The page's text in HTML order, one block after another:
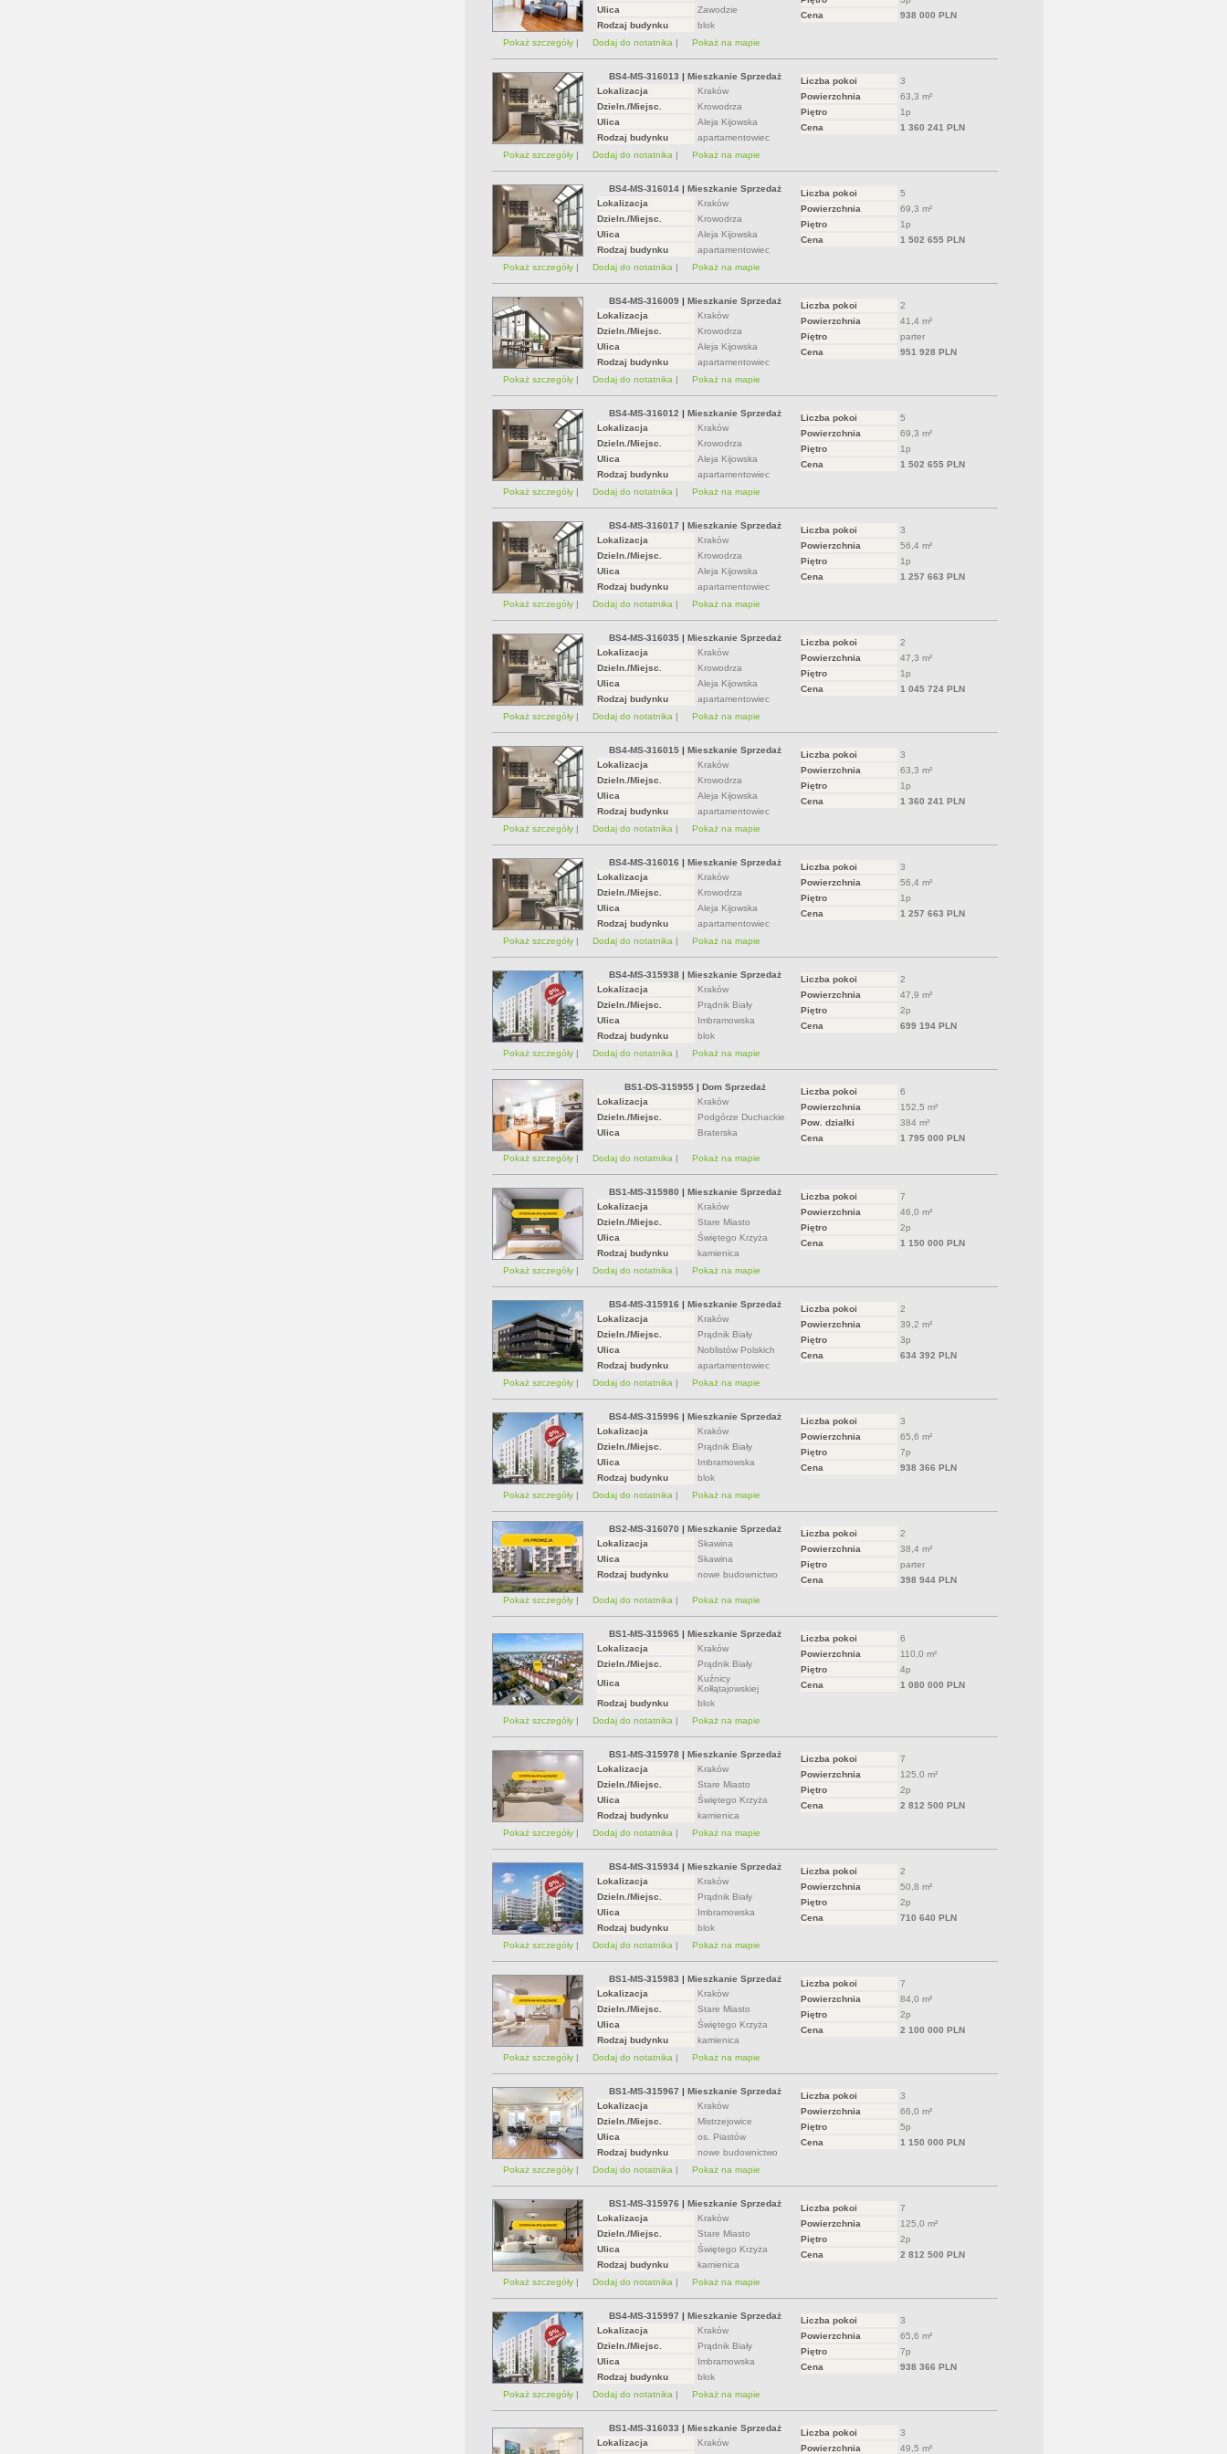
Ulica
Zawodzie
Rodzaj budynku
blok
Cena
938 000 PLN
Pokaż szczegóły | Dodaj do notatnika | Pokaż na mapie
BS4-MS-316013 | Mieszkanie Sprzedaż
Lokalizacja
Kraków
Dzieln./Miejsc.
Krowodrza
Ulica
Aleja Kijowska
Rodzaj budynku
apartamentowiec
Liczba pokoi
3
Powierzchnia
63,3 m²
Piętro
1p
Cena
1 360 241 PLN
Pokaż szczegóły | Dodaj do notatnika | Pokaż na mapie
BS4-MS-316014| Mieszkanie Sprzedaż
Lokalizacja
Kraków
Dzieln./Miejsc.
Krowodrza
Ulica
Aleja Kijowska
Rodzaj budynku
apartamentowiec
Liczba pokoi
5
Powierzchnia
69,3 m²
Piętro
1p
Cena
1 502 655 PLN
Pokaż szczegóły | Dodaj do notatnika | Pokaż na mapie
BS4-MS-316009 | Mieszkanie Sprzedaż
Lokalizacja
Kraków
Dzieln./Miejsc.
Krowodrza
Ulica
Aleja Kijowska
Rodzaj budynku
apartamentowiec
Liczba pokoi
2
Powierzchnia
41,4 m²
Piętro
parter
Cena
951 928 PLN
Pokaż szczegóły | Dodaj do notatnika | Pokaż na mapie
BS4-MS-316012 | Mieszkanie Sprzedaż
Lokalizacja
Kraków
Dzieln./Miejsc.
Krowodrza
Ulica
Aleja Kijowska
Rodzaj budynku
apartamentowiec
Liczba pokoi
5
Powierzchnia
69,3 m²
Piętro
1p
Cena
1 502 655 PLN
Pokaż szczegóły | Dodaj do notatnika | Pokaż na mapie
BS4-MS-316017 | Mieszkanie Sprzedaż
Lokalizacja
Kraków
Dzieln./Miejsc.
Krowodrza
Ulica
Aleja Kijowska
Rodzaj budynku
apartamentowiec
Liczba pokoi
3
Powierzchnia
56,4 m²
Piętro
1p
Cena
1 257 663 PLN
Pokaż szczegóły | Dodaj do notatnika | Pokaż na mapie
BS4-MS-316035| Mieszkanie Sprzedaż
Lokalizacja
Kraków
Dzieln./Miejsc.
Krowodrza
Ulica
Aleja Kijowska
Rodzaj budynku
apartamentowiec
Liczba pokoi
2
Powierzchnia
47,3 m²
Piętro
1p
Cena
1 045 724 PLN
Pokaż szczegóły | Dodaj do notatnika | Pokaż na mapie
BS4-MS-316015| Mieszkanie Sprzedaż
Lokalizacja
Kraków
Dzieln./Miejsc.
Krowodrza
Ulica
Aleja Kijowska
Rodzaj budynku
apartamentowiec
Liczba pokoi
3
Powierzchnia
63,3 m²
Piętro
1p
Cena
1 360 241 PLN
Pokaż szczegóły | Dodaj do notatnika | Pokaż na mapie
BS4-MS-316016 | Mieszkanie Sprzedaż
Lokalizacja
Kraków
Dzieln./Miejsc.
Krowodrza
Ulica
Aleja Kijowska
Rodzaj budynku
apartamentowiec
Liczba pokoi
3
Powierzchnia
56,4 m²
Piętro
1p
Cena
1 257 663 PLN
Pokaż szczegóły | Dodaj do notatnika | Pokaż na mapie
BS4-MS-315938 | Mieszkanie Sprzedaż
Lokalizacja
Kraków
Dzieln./Miejsc.
Prądnik Biały
Ulica
Imbramowska
Rodzaj budynku
blok
Liczba pokoi
2
Powierzchnia
47,9 m²
Piętro
2p
Cena
699 194 PLN
Pokaż szczegóły | Dodaj do notatnika | Pokaż na mapie
BS1-DS-315955| Dom Sprzedaż
Lokalizacja
Kraków
Dzieln./Miejsc.
Podgórze Duchackie
Ulica
Braterska
Liczba pokoi
6
Powierzchnia
152,5 m²
Pow. działki
384 m²
Cena
1 795 000 PLN
Pokaż szczegóły | Dodaj do notatnika | Pokaż na mapie
BS1-MS-315980 | Mieszkanie Sprzedaż
Lokalizacja
Kraków
Dzieln./Miejsc.
Stare Miasto
Ulica
Świętego Krzyża
Rodzaj budynku
kamienica
Liczba pokoi
7
Powierzchnia
46,0 m²
Piętro
2p
Cena
1 150 000 PLN
Pokaż szczegóły | Dodaj do notatnika | Pokaż na mapie
BS4-MS-315916 | Mieszkanie Sprzedaż
Lokalizacja
Kraków
Dzieln./Miejsc.
Prądnik Biały
Ulica
Noblistów Polskich
Rodzaj budynku
apartamentowiec
Liczba pokoi
2
Powierzchnia
39,2 m²
Piętro
3p
Cena
634 392 PLN
Pokaż szczegóły | Dodaj do notatnika | Pokaż na mapie
BS4-MS-315996 | Mieszkanie Sprzedaż
Lokalizacja
Kraków
Dzieln./Miejsc.
Prądnik Biały
Ulica
Imbramowska
Rodzaj budynku
blok
Liczba pokoi
3
Powierzchnia
65,6 m²
Piętro
7p
Cena
938 366 PLN
Pokaż szczegóły | Dodaj do notatnika | Pokaż na mapie
BS2-MS-316070 | Mieszkanie Sprzedaż
Lokalizacja
Skawina
Ulica
Skawina
Rodzaj budynku
nowe budownictwo
Liczba pokoi
2
Powierzchnia
38,4 m²
Piętro
parter
Cena
398 944 PLN
Pokaż szczegóły | Dodaj do notatnika | Pokaż na mapie
BS1-MS-315965| Mieszkanie Sprzedaż
Lokalizacja
Kraków
Dzieln./Miejsc.
Prądnik Biały
Ulica
Kuźnicy
Kołłątajowskiej
Rodzaj budynku
blok
Liczba pokoi
6
Powierzchnia
110,0 m²
Piętro
4p
Cena
1 080 000 PLN
Pokaż szczegóły | Dodaj do notatnika | Pokaż na mapie
BS1-MS-315978 | Mieszkanie Sprzedaż
Lokalizacja
Kraków
Dzieln./Miejsc.
Stare Miasto
Ulica
Świętego Krzyża
Rodzaj budynku
kamienica
Liczba pokoi
7
Powierzchnia
125,0 m²
Piętro
2p
Cena
2 812 500 PLN
Pokaż szczegóły | Dodaj do notatnika | Pokaż na mapie
BS4-MS-315934| Mieszkanie Sprzedaż
Lokalizacja
Kraków
Dzieln./Miejsc.
Prądnik Biały
Ulica
Imbramowska
Rodzaj budynku
blok
Liczba pokoi
2
Powierzchnia
50,8 m²
Piętro
2p
Cena
710 640 PLN
Pokaż szczegóły | Dodaj do notatnika | Pokaż na mapie
BS1-MS-315983 | Mieszkanie Sprzedaż
Lokalizacja
Kraków
Dzieln./Miejsc.
Stare Miasto
Ulica
Świętego Krzyża
Rodzaj budynku
kamienica
Liczba pokoi
7
Powierzchnia
84,0 m²
Piętro
2p
Cena
2 100 000 PLN
Pokaż szczegóły | Dodaj do notatnika | Pokaż na mapie
BS1-MS-315967 | Mieszkanie Sprzedaż
Lokalizacja
Kraków
Dzieln./Miejsc.
Mistrzejowice
Ulica
os. Piastów
Rodzaj budynku
nowe budownictwo
Liczba pokoi
3
Powierzchnia
66,0 m²
Piętro
5p
Cena
1 150 000 PLN
Pokaż szczegóły | Dodaj do notatnika | Pokaż na mapie
BS1-MS-315976 | Mieszkanie Sprzedaż
Lokalizacja
Kraków
Dzieln./Miejsc.
Stare Miasto
Ulica
Świętego Krzyża
Rodzaj budynku
kamienica
Liczba pokoi
7
Powierzchnia
125,0 m²
Piętro
2p
Cena
2 812 500 PLN
Pokaż szczegóły | Dodaj do notatnika | Pokaż na mapie
BS4-MS-315997 | Mieszkanie Sprzedaż
Lokalizacja
Kraków
Dzieln./Miejsc.
Prądnik Biały
Ulica
Imbramowska
Rodzaj budynku
blok
Liczba pokoi
3
Powierzchnia
65,6 m²
Piętro
7p
Cena
938 366 PLN
Pokaż szczegóły | Dodaj do notatnika | Pokaż na mapie
BS1-MS-316033 | Mieszkanie Sprzedaż
Lokalizacja
Kraków
Liczba pokoi
3
Powierzchnia
49,5 m²